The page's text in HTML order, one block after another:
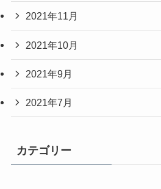
2021年11月
2021年10月
2021年9月
2021年7月
カテゴリー